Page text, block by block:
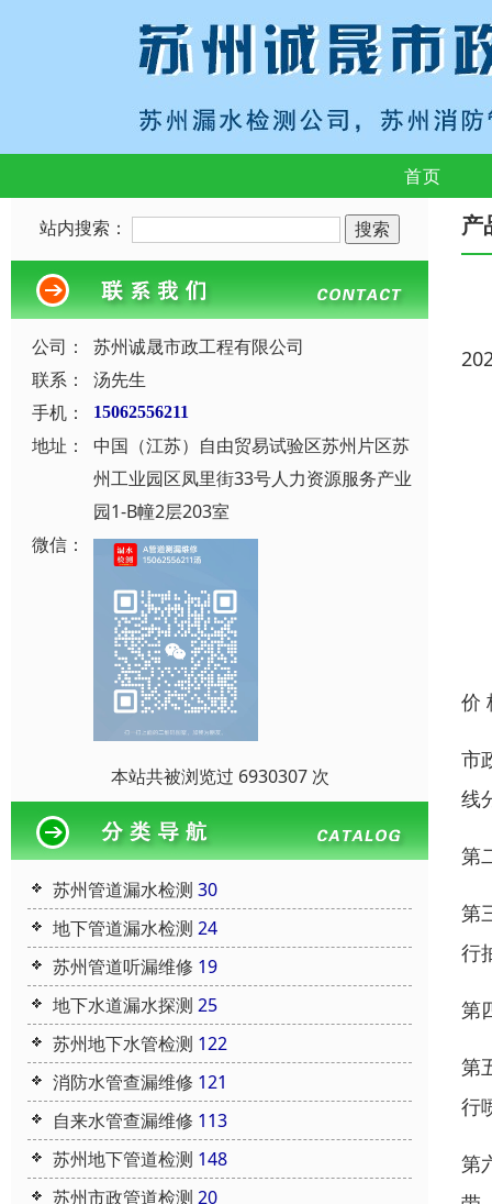
首页
站内搜索：
公司：
苏州诚晟市政工程有限公司
联系：
汤先生
手机：
15062556211
地址：
中国（江苏）自由贸易试验区苏州片区苏
州工业园区凤里街33号人力资源服务产业
园1-B幢2层203室
微信：
本站共被浏览过 6930307 次
苏州管道漏水检测 30
地下管道漏水检测 24
苏州管道听漏维修 19
地下水道漏水探测 25
苏州地下水管检测 122
消防水管查漏维修 121
自来水管查漏维修 113
苏州地下管道检测 148
苏州市政管道检测 20
产
价
市
线
第
第
行
第
第
行
第